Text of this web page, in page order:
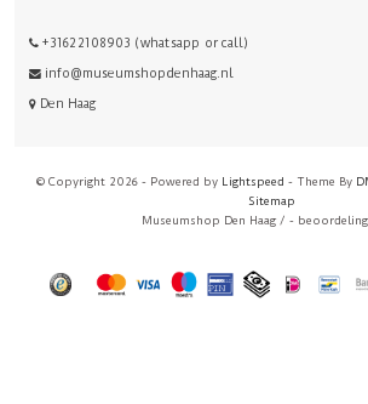
+31622108903 (whatsapp or call)
info@museumshopdenhaag.nl
Den Haag
© Copyright 2026 - Powered by Lightspeed - Theme By
Sitemap
Museumshop Den Haag / -